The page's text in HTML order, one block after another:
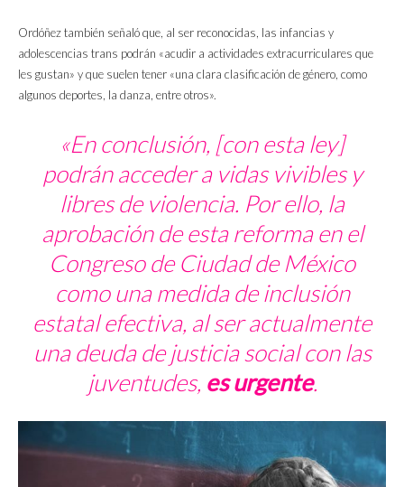
Ordóñez también señaló que, al ser reconocidas, las infancias y
adolescencias trans podrán «acudir a actividades extracurriculares que
les gustan» y que suelen tener «una clara clasificación de género, como
algunos deportes, la danza, entre otros».
«En conclusión, [con esta ley]
podrán acceder a vidas vivibles y
libres de violencia. Por ello, la
aprobación de esta reforma en el
Congreso de Ciudad de México
como una medida de inclusión
estatal efectiva, al ser actualmente
una deuda de justicia social con las
juventudes, es urgente.